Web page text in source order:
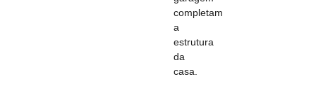
completam
a
estrutura
da
casa.